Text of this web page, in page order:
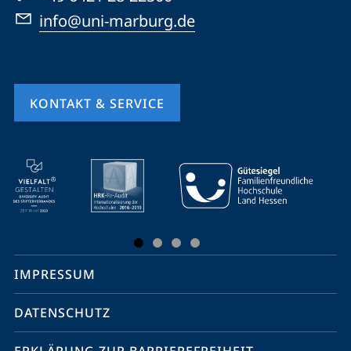
info@uni-marburg.de
KONTAKT & SERVICE
Mobile-
Service-
Navigation
Social
Media
Kontakte
IMPRESSUM
DATENSCHUTZ